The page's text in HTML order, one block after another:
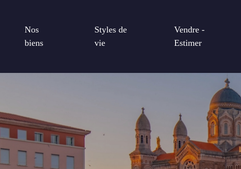
Nos
biens
Styles de
vie
Vendre -
Estimer